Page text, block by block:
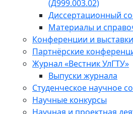
(Д999.003.02)
Диссертационный
Материалы и
Конференции и выставки
Партнёрские
Журнал «Вестник УлГТУ»
Выпуски журнала
Студенческое научное
Научные конкурсы